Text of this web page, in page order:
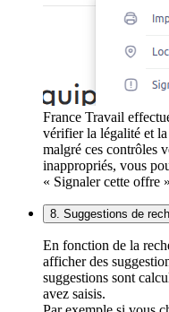
France Travail
vérifier la légalité et
malgré ces contrôles
inappropriés, vous
« Signaler cette offre
8. Suggestions de
En fonction de la
afficher des
suggestions sont
avez saisis.